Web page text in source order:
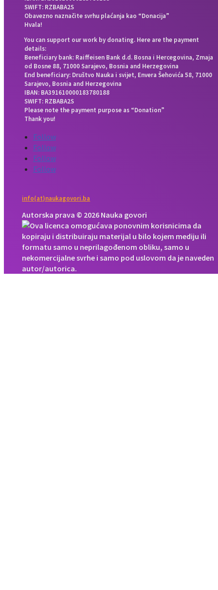
SWIFT: RZBABA2S
Obavezno naznačite svrhu plaćanja kao “Donacija”
Hvala!
You can support our work by donating. Here are the payment
details:
Beneficiary bank: Raiffeisen Bank d.d. Bosna i Hercegovina, Zmaja
od Bosne 88, 71000 Sarajevo, Bosnia and Herzegovina
End beneficiary: Društvo Nauka i svijet, Envera Šehovića 58, 71000
Sarajevo, Bosnia and Herzegovina
IBAN: BA391610000183780188
SWIFT: RZBABA2S
Please note the payment purpose as “Donation”
Thank you!
Follow
Follow
Follow
Follow
info(at)naukagovori.ba
Autorska prava © 2026 Nauka govori